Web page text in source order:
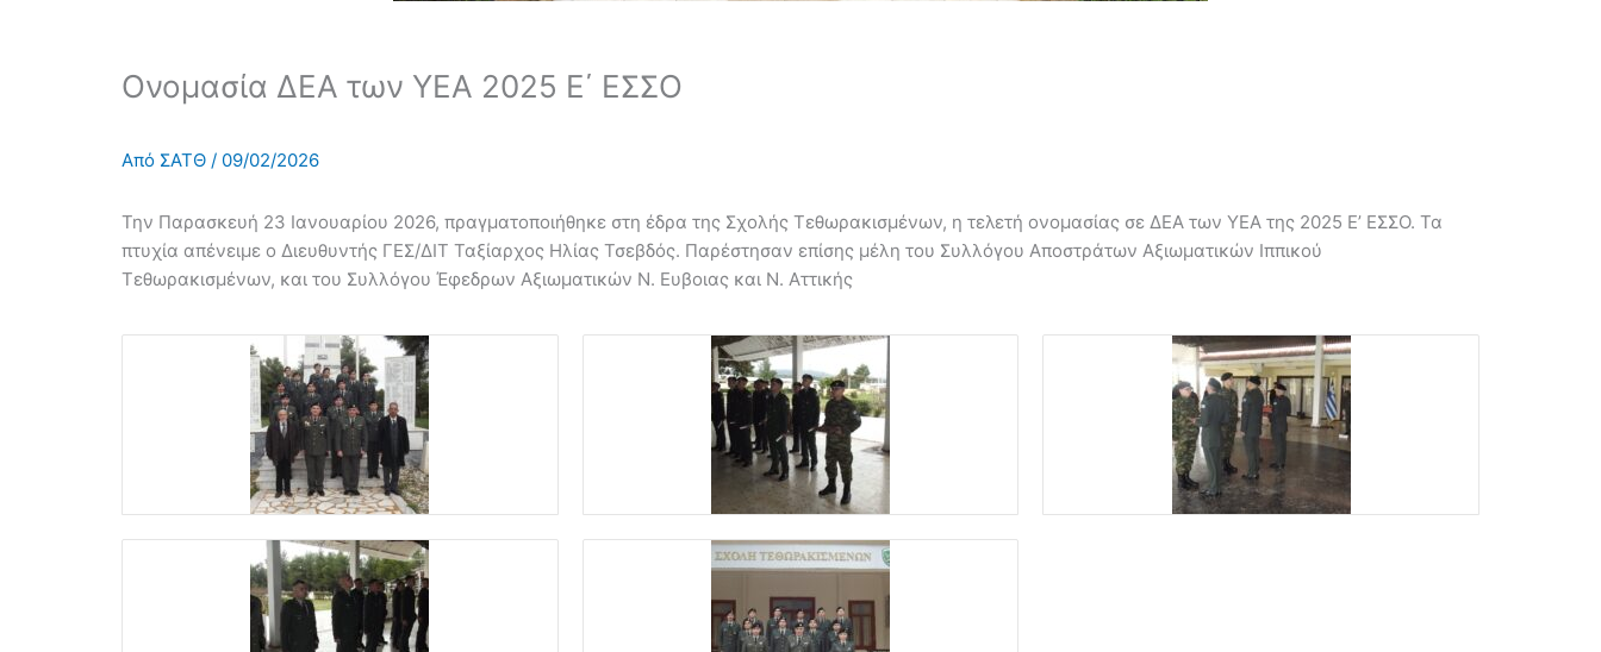
Ονομασία ΔΕΑ των ΥΕΑ 2025 Ε΄ ΕΣΣΟ
Από ΣΑΤΘ / 09/02/2026
Την Παρασκευή 23 Ιανουαρίου 2026, πραγματοποιήθηκε στη έδρα της Σχολής Τεθωρακισμένων, η τελετή ονομασίας σε ΔΕΑ των ΥΕΑ της 2025 Ε’ ΕΣΣΟ. Τα
πτυχία απένειμε ο Διευθυντής ΓΕΣ/ΔΙΤ Ταξίαρχος Ηλίας Τσεβδός. Παρέστησαν επίσης μέλη του Συλλόγου Αποστράτων Αξιωματικών Ιππικού
Τεθωρακισμένων, και του Συλλόγου Έφεδρων Αξιωματικών Ν. Ευβοιας και Ν. Αττικής